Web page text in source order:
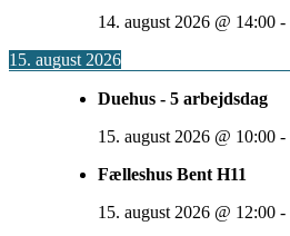
14. august 2026 @ 14:00 -
15. august 2026
Duehus - 5 arbejdsdag
15. august 2026 @ 10:00 -
Fælleshus Bent H11
15. august 2026 @ 12:00 -